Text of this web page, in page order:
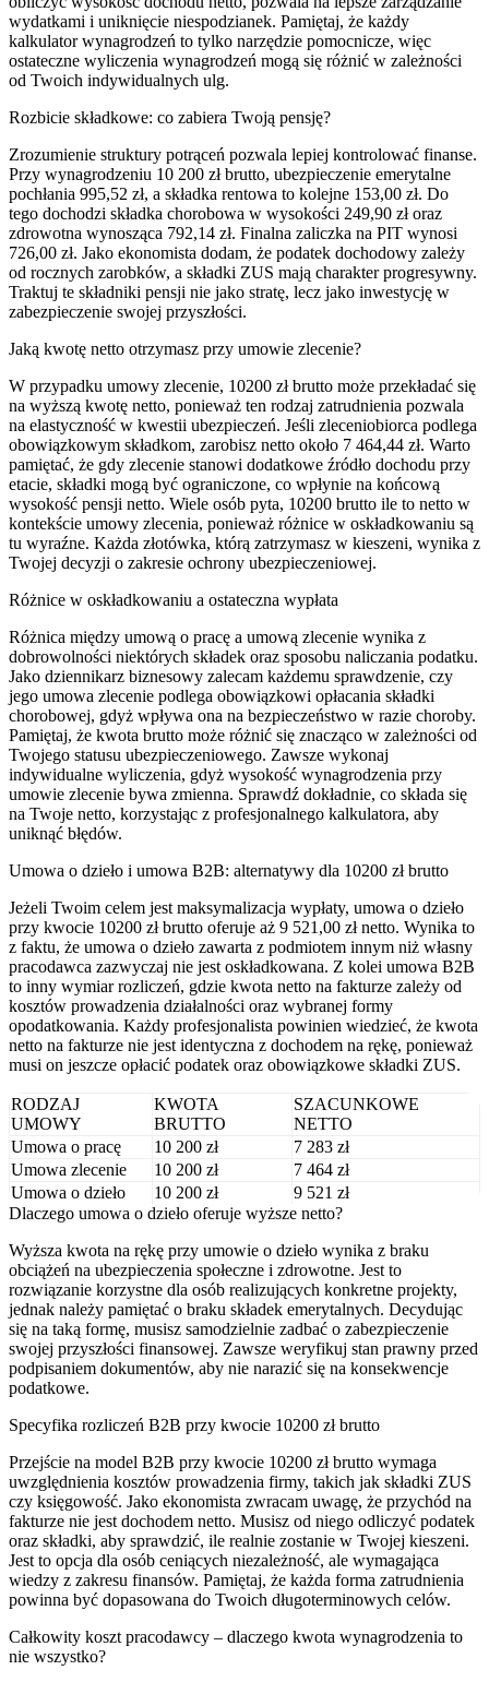
wydatkami i uniknięcie niespodzianek. Pamiętaj, że każdy
kalkulator wynagrodzeń to tylko narzędzie pomocnicze, więc
ostateczne wyliczenia wynagrodzeń mogą się różnić w zależności
od Twoich indywidualnych ulg.
Rozbicie składkowe: co zabiera Twoją pensję?
Zrozumienie struktury potrąceń pozwala lepiej kontrolować finanse.
Przy wynagrodzeniu 10 200 zł brutto, ubezpieczenie emerytalne
pochłania 995,52 zł, a składka rentowa to kolejne 153,00 zł. Do
tego dochodzi składka chorobowa w wysokości 249,90 zł oraz
zdrowotna wynosząca 792,14 zł. Finalna zaliczka na PIT wynosi
726,00 zł. Jako ekonomista dodam, że podatek dochodowy zależy
od rocznych zarobków, a składki ZUS mają charakter progresywny.
Traktuj te składniki pensji nie jako stratę, lecz jako inwestycję w
zabezpieczenie swojej przyszłości.
Jaką kwotę netto otrzymasz przy umowie zlecenie?
W przypadku umowy zlecenie, 10200 zł brutto może przekładać się
na wyższą kwotę netto, ponieważ ten rodzaj zatrudnienia pozwala
na elastyczność w kwestii ubezpieczeń. Jeśli zleceniobiorca podlega
obowiązkowym składkom, zarobisz netto około 7 464,44 zł. Warto
pamiętać, że gdy zlecenie stanowi dodatkowe źródło dochodu przy
etacie, składki mogą być ograniczone, co wpłynie na końcową
wysokość pensji netto. Wiele osób pyta, 10200 brutto ile to netto w
kontekście umowy zlecenia, ponieważ różnice w oskładkowaniu są
tu wyraźne. Każda złotówka, którą zatrzymasz w kieszeni, wynika z
Twojej decyzji o zakresie ochrony ubezpieczeniowej.
Różnice w oskładkowaniu a ostateczna wypłata
Różnica między umową o pracę a umową zlecenie wynika z
dobrowolności niektórych składek oraz sposobu naliczania podatku.
Jako dziennikarz biznesowy zalecam każdemu sprawdzenie, czy
jego umowa zlecenie podlega obowiązkowi opłacania składki
chorobowej, gdyż wpływa ona na bezpieczeństwo w razie choroby.
Pamiętaj, że kwota brutto może różnić się znacząco w zależności od
Twojego statusu ubezpieczeniowego. Zawsze wykonaj
indywidualne wyliczenia, gdyż wysokość wynagrodzenia przy
umowie zlecenie bywa zmienna. Sprawdź dokładnie, co składa się
na Twoje netto, korzystając z profesjonalnego kalkulatora, aby
uniknąć błędów.
Umowa o dzieło i umowa B2B: alternatywy dla 10200 zł brutto
Jeżeli Twoim celem jest maksymalizacja wypłaty, umowa o dzieło
przy kwocie 10200 zł brutto oferuje aż 9 521,00 zł netto. Wynika to
z faktu, że umowa o dzieło zawarta z podmiotem innym niż własny
pracodawca zazwyczaj nie jest oskładkowana. Z kolei umowa B2B
to inny wymiar rozliczeń, gdzie kwota netto na fakturze zależy od
kosztów prowadzenia działalności oraz wybranej formy
opodatkowania. Każdy profesjonalista powinien wiedzieć, że kwota
netto na fakturze nie jest identyczna z dochodem na rękę, ponieważ
musi on jeszcze opłacić podatek oraz obowiązkowe składki ZUS.
RODZAJ
UMOWY
KWOTA
BRUTTO
SZACUNKOWE
NETTO
Umowa o pracę
10 200 zł
7 283 zł
Umowa zlecenie
10 200 zł
7 464 zł
Umowa o dzieło
10 200 zł
9 521 zł
Dlaczego umowa o dzieło oferuje wyższe netto?
Wyższa kwota na rękę przy umowie o dzieło wynika z braku
obciążeń na ubezpieczenia społeczne i zdrowotne. Jest to
rozwiązanie korzystne dla osób realizujących konkretne projekty,
jednak należy pamiętać o braku składek emerytalnych. Decydując
się na taką formę, musisz samodzielnie zadbać o zabezpieczenie
swojej przyszłości finansowej. Zawsze weryfikuj stan prawny przed
podpisaniem dokumentów, aby nie narazić się na konsekwencje
podatkowe.
Specyfika rozliczeń B2B przy kwocie 10200 zł brutto
Przejście na model B2B przy kwocie 10200 zł brutto wymaga
uwzględnienia kosztów prowadzenia firmy, takich jak składki ZUS
czy księgowość. Jako ekonomista zwracam uwagę, że przychód na
fakturze nie jest dochodem netto. Musisz od niego odliczyć podatek
oraz składki, aby sprawdzić, ile realnie zostanie w Twojej kieszeni.
Jest to opcja dla osób ceniących niezależność, ale wymagająca
wiedzy z zakresu finansów. Pamiętaj, że każda forma zatrudnienia
powinna być dopasowana do Twoich długoterminowych celów.
Całkowity koszt pracodawcy – dlaczego kwota wynagrodzenia to
nie wszystko?